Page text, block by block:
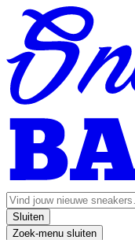
Sluiten
Zoek-menu sluiten